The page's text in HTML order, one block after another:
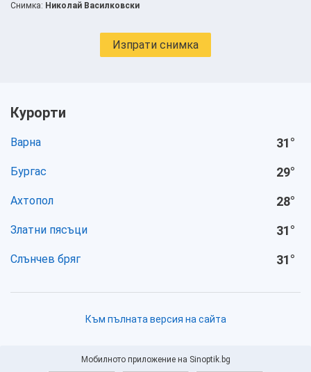
Снимка: Николай Василковски
Изпрати снимка
Курорти
Варна 31°
Бургас 29°
Ахтопол 28°
Златни пясъци 31°
Слънчев бряг 31°
Към пълната версия на сайта
Мобилното приложение на Sinoptik.bg